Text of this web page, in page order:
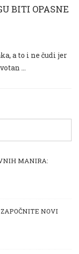
BITI OPASNE
a to i ne čudi jer
…
MANIRA:
NOVI